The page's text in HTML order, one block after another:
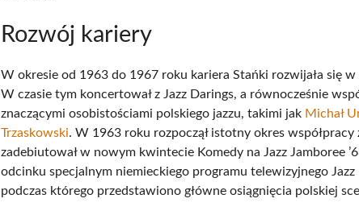
Rozwój kariery
W okresie od 1963 do 1967 roku kariera Stańki rozwijała się w
W czasie tym koncertował z Jazz Darings, a równocześnie
znaczącymi osobistościami polskiego jazzu, takimi jak Michał
Trzaskowski. W 1963 roku rozpoczął istotny okres współpracy
zadebiutował w nowym kwintecie Komedy na Jazz Jamboree
odcinku specjalnym niemieckiego programu telewizyjnego Jazz
podczas którego przedstawiono główne osiągnięcia polskiej